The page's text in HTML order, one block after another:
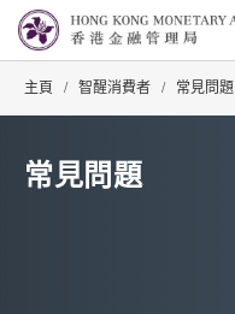
主頁 / 智醒消費者 / 常見問題
常見問題